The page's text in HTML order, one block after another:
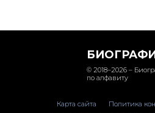
© 2018–2026 –
по алфавиту
Карта сайта
Политика